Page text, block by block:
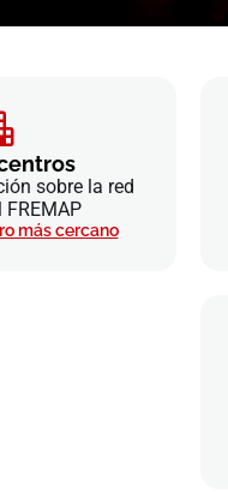
sobre la red
más cercano